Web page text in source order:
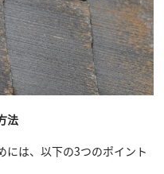
法
には、以下の3つのポイント